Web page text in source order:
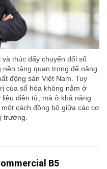
thúc đẩy chuyển đổi số
tảng quan trọng để nâng
động sản Việt Nam. Tuy
của số hóa không nằm ở
điện tử, mà ở khả năng
cách đồng bộ giữa các cơ
trường.
B5